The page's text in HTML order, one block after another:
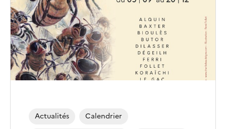
Actualités
Calendrier